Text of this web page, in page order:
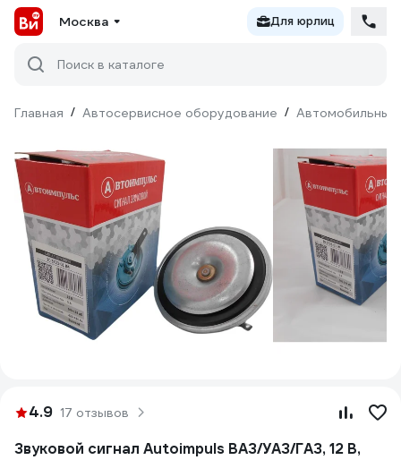
Москва Для юрлиц
Поиск в каталоге
Главная / Автосервисное оборудование / Автомобильные
4.9 17 отзывов
Звуковой сигнал Autoimpuls ВАЗ/УАЗ/ГАЗ, 12 В,